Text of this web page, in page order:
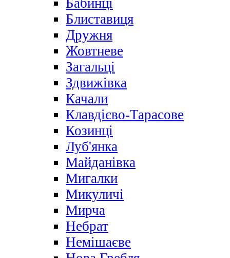
Бабинці
Блиставиця
Дружня
Жовтневе
Загальці
Здвижівка
Качали
Клавдієво-Тарасове
Козинці
Луб'янка
Майданівка
Мигалки
Микуличі
Мирча
Небрат
Немішаєве